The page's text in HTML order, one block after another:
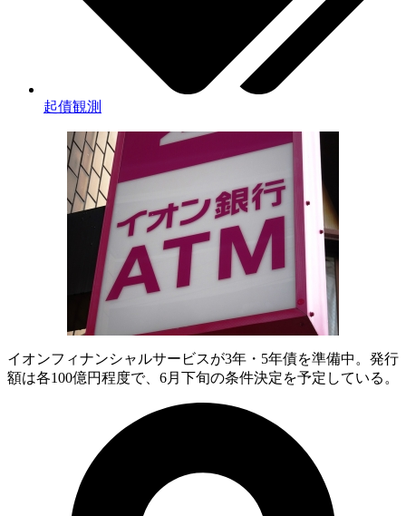
起債観測
イオンフィナンシャルサービスが3年・5年債を準備中。発行
額は各100億円程度で、6月下旬の条件決定を予定している。